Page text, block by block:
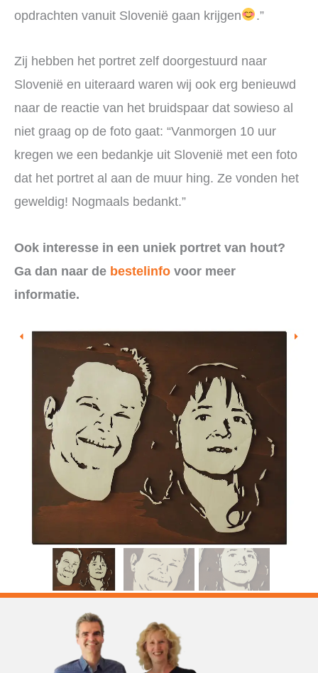
opdrachten vanuit Slovenië gaan krijgen
.”
Zij hebben het portret zelf doorgestuurd naar
Slovenië en uiteraard waren wij ook erg benieuwd
naar de reactie van het bruidspaar dat sowieso al
niet graag op de foto gaat: “Vanmorgen 10 uur
kregen we een bedankje uit Slovenië met een foto
dat het portret al aan de muur hing. Ze vonden het
geweldig! Nogmaals bedankt.”
Ook interesse in een uniek portret van hout?
Ga dan naar de bestelinfo voor meer
informatie.